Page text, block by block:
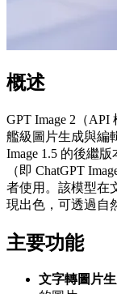
概述
GPT Image 2（API
艦級圖片生成與編
Image 1.5 的後繼
（即 ChatGPT
者使用。該模型在
現出色，可透過自
主要功能
文字轉圖片